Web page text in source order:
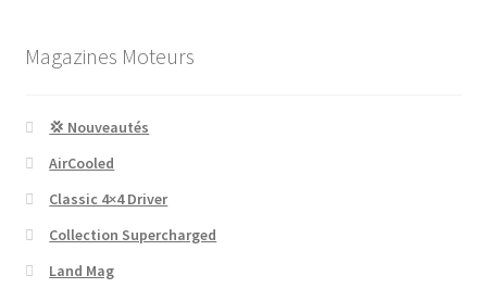
Magazines Moteurs
💢 Nouveautés
AirCooled
Classic 4×4 Driver
Collection Supercharged
Land Mag